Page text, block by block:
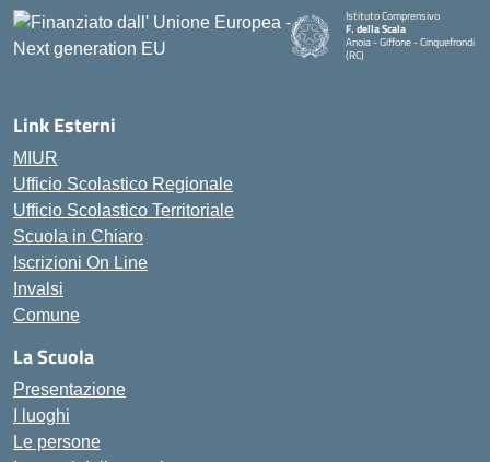
Istituto Comprensivo
F. della Scala
Anoia - Giffone - Cinquefrondi
(RC)
Link Esterni
MIUR
Ufficio Scolastico Regionale
Ufficio Scolastico Territoriale
Scuola in Chiaro
Iscrizioni On Line
Invalsi
Comune
La Scuola
Presentazione
I luoghi
Le persone